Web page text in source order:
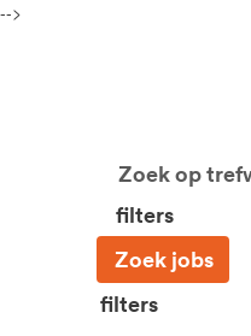
-->
filters
filters